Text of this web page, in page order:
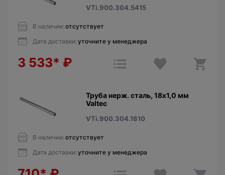
VTi.900.304.5415
В наличии: отсутствует
Дата доставки: уточните у менеджера
3 533* ₽
Труба нерж. сталь, 18х1,0 мм
Valtec
VTi.900.304.1810
В наличии: отсутствует
Дата доставки: уточните у менеджера